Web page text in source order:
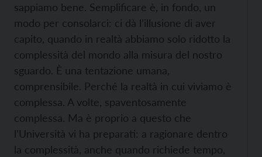
sappiamo bene. Semplificare è, in fondo, un
modo per consolarci: ci dà l’illusione di aver
capito, quando in realtà abbiamo solo ridotto la
complessità del mondo alla misura del nostro
sguardo. È una tentazione umana,
comprensibile. Perché la realtà in cui viviamo è
complessa. A volte, spaventosamente
complessa. Ma è proprio a questo che
l’Università vi ha preparati: a ragionare dentro
la complessità, anche quando richiede tempo,